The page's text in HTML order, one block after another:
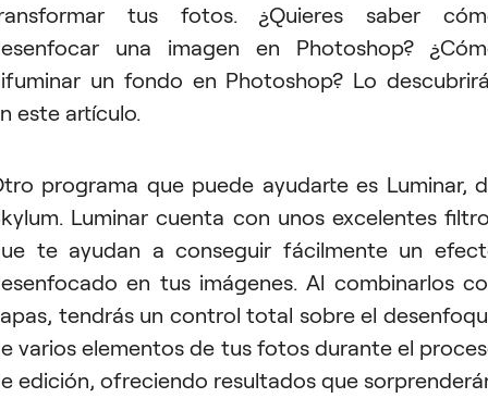
tus fotos. ¿Quieres saber
una imagen en Photoshop?
un fondo en Photoshop? Lo
este artículo.
programa que puede ayudarte es Luminar,
Luminar cuenta con unos excelentes
te ayudan a conseguir fácilmente un
en tus imágenes. Al combinarlos
tendrás un control total sobre el
varios elementos de tus fotos durante el
edición, ofreciendo resultados que